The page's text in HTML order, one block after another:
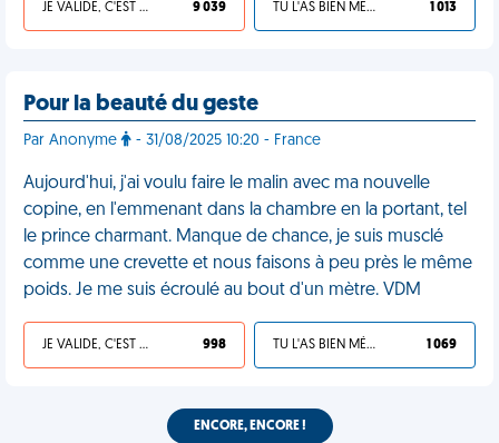
JE VALIDE, C'EST UNE VDM 9 039 TU L'AS BIEN MÉRITÉ 1 013
Pour la beauté du geste
Par Anonyme - 31/08/2025 10:20 - France
Aujourd'hui, j'ai voulu faire le malin avec ma nouvelle
copine, en l'emmenant dans la chambre en la portant, tel
le prince charmant. Manque de chance, je suis musclé
comme une crevette et nous faisons à peu près le même
poids. Je me suis écroulé au bout d'un mètre. VDM
JE VALIDE, C'EST UNE VDM 998 TU L'AS BIEN MÉRITÉ 1 069
ENCORE, ENCORE !